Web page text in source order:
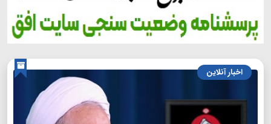
اخبار آنلاین